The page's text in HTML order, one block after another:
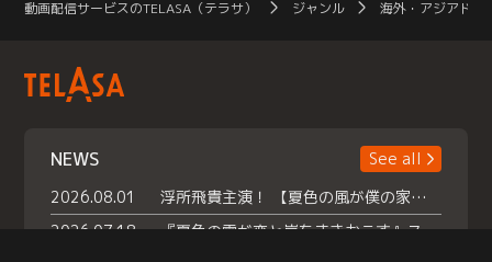
動画配信サービスのTELASA（テラサ） ジャンル 海外・アジアドラ
NEWS
See all
2026.08.01
浮所飛貴主演！ 【夏色の風が僕の家にやってきた】 本日よりテラサで独占配信スタート！
2026.07.18
『夏色の雲が恋と嵐をまきおこす』スペシャルメイキング 【Part1】2026年７月18日（土）23時30分～配信スタート！話題のシーンの裏側を大公開！豪華キャスト大集合！ 『武宮家 真夏の家族会議』開催！